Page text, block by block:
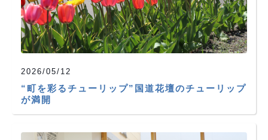
2026/05/12
“町を彩るチューリップ”国道花壇のチューリップ
が満開